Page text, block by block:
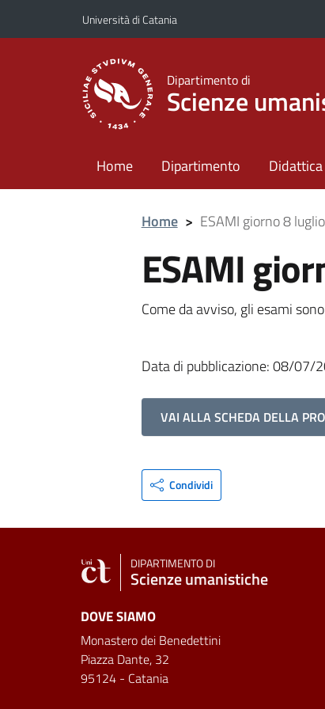
Vai al contenuto principale
Vai al menu di navigazione
Università di Catania
Dipartimento di
Scienze
Home Dipartimento Didattica
Home > ESAMI giorno 8 luglio
ESAMI
Come da avviso, gli esami
Data di pubblicazione: 08/07/
VAI ALLA SCHEDA DELLA
Condividi
DIPARTIMENTO DI
Scienze umanistiche
DOVE SIAMO
Monastero dei Benedettini
Piazza Dante, 32
95124 - Catania